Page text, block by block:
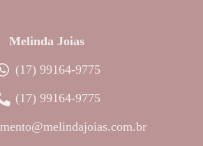
Melinda Joias
(17) 99164-9775
(17) 99164-9775